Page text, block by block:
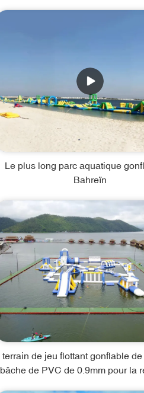
Le plus long parc aquatique
Bahreïn
terrain de jeu flottant gonflable
bâche de PVC de 0.9mm pour la